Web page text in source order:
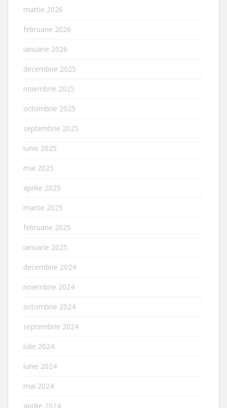
martie 2026
februarie 2026
ianuarie 2026
decembrie 2025
noiembrie 2025
octombrie 2025
septembrie 2025
iunie 2025
mai 2025
aprilie 2025
martie 2025
februarie 2025
ianuarie 2025
decembrie 2024
noiembrie 2024
octombrie 2024
septembrie 2024
iulie 2024
iunie 2024
mai 2024
aprilie 2024